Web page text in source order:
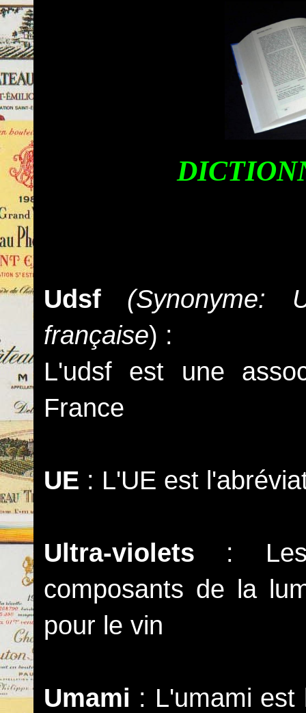
Udsf
(Synonyme:
française) :
L'udsf est une
France
UE : L'UE est
Ultra-violets : Les
composants de la
pour le vin
Umami : L'umami est